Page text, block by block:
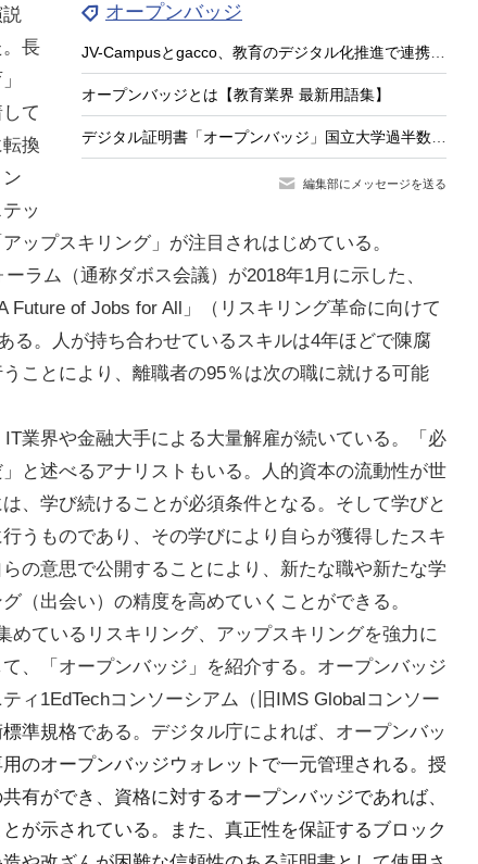
オープンバッジ
JV-Campusとgacco、教育のデジタル化推進で連携…LOI締結
オープンバッジとは【教育業界 最新用語集】
デジタル証明書「オープンバッジ」国立大学過半数が導入…セミナー2/19
編集部にメッセージを送る
長
て
換
ッ
ップスキリング」が注目されはじめている。
ラム（通称ダボス会議）が2018年1月に示した、
Future of Jobs for All」（リスキリング革命に向けて
る。人が持ち合わせているスキルは4年ほどで陳腐
ことにより、離職者の95％は次の職に就ける可能
業界や金融大手による大量解雇が続いている。「必
と述べるアナリストもいる。人的資本の流動性が世
、学び続けることが必須条件となる。そして学びと
うものであり、その学びにより自らが獲得したスキ
の意思で公開することにより、新たな職や新たな学
（出会い）の精度を高めていくことができる。
ているリスキリング、アップスキリングを強力に
、「オープンバッジ」を紹介する。オープンバッジ
ィ1EdTechコンソーシアム（旧IMS Globalコンソー
準規格である。デジタル庁によれば、オープンバッ
のオープンバッジウォレットで一元管理される。授
有ができ、資格に対するオープンバッジであれば、
が示されている。また、真正性を保証するブロック